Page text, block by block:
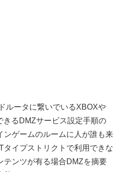
ルータに繋いでいるXBOXや
きるDMZサービス設定手順の
ンゲームのルームに人が誰も来
タイプストリクトで利用できな
テンツが有る場合DMZを摘要